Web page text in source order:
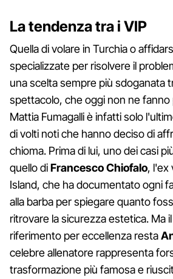
La tendenza tra i VIP
Quella di volare in Turchia o
specializzate per risolvere il
una scelta sempre più sdoganata
spettacolo, che oggi non ne fanno
Mattia Fumagalli è infatti solo
di volti noti che hanno deciso di
chioma. Prima di lui, uno dei casi
quello diFrancesco Chiofalo, l'ex
Island, che ha documentato ogni
alla barba per spiegare quanto
ritrovare la sicurezza estetica. Ma
riferimento per eccellenza resta
celebre allenatore rappresenta
trasformazione più famosa e